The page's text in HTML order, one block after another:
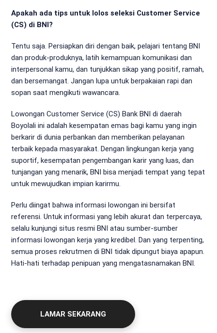
Apakah ada tips untuk lolos seleksi Customer Service
(CS) di BNI?
Tentu saja. Persiapkan diri dengan baik, pelajari tentang BNI
dan produk-produknya, latih kemampuan komunikasi dan
interpersonal kamu, dan tunjukkan sikap yang positif, ramah,
dan bersemangat. Jangan lupa untuk berpakaian rapi dan
sopan saat mengikuti wawancara.
Lowongan Customer Service (CS) Bank BNI di daerah
Boyolali ini adalah kesempatan emas bagi kamu yang ingin
berkarir di dunia perbankan dan memberikan pelayanan
terbaik kepada masyarakat. Dengan lingkungan kerja yang
suportif, kesempatan pengembangan karir yang luas, dan
tunjangan yang menarik, BNI bisa menjadi tempat yang tepat
untuk mewujudkan impian karirmu.
Perlu diingat bahwa informasi lowongan ini bersifat
referensi. Untuk informasi yang lebih akurat dan terpercaya,
selalu kunjungi situs resmi BNI atau sumber-sumber
informasi lowongan kerja yang kredibel. Dan yang terpenting,
semua proses rekrutmen di BNI tidak dipungut biaya apapun.
Hati-hati terhadap penipuan yang mengatasnamakan BNI.
LAMAR SEKARANG